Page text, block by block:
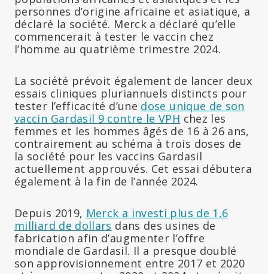
personnes d’origine africaine et asiatique, a
déclaré la société. Merck a déclaré qu’elle
commencerait à tester le vaccin chez
l’homme au quatrième trimestre 2024.
La société prévoit également de lancer deux
essais cliniques pluriannuels distincts pour
tester l’efficacité d’une dose unique de son
vaccin Gardasil 9 contre le VPH chez les
femmes et les hommes âgés de 16 à 26 ans,
contrairement au schéma à trois doses de
la société pour les vaccins Gardasil
actuellement approuvés. Cet essai débutera
également à la fin de l’année 2024.
Depuis 2019, Merck a investi plus de 1,6
milliard de dollars dans des usines de
fabrication afin d’augmenter l’offre
mondiale de Gardasil. Il a presque doublé
son approvisionnement entre 2017 et 2020